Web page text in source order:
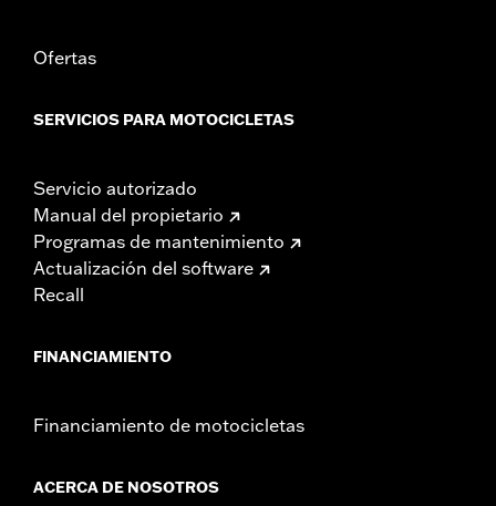
Ofertas
SERVICIOS PARA MOTOCICLETAS
Servicio autorizado
Manual del propietario
Programas de mantenimiento
Actualización del software
Recall
FINANCIAMIENTO
Financiamiento de motocicletas
ACERCA DE NOSOTROS